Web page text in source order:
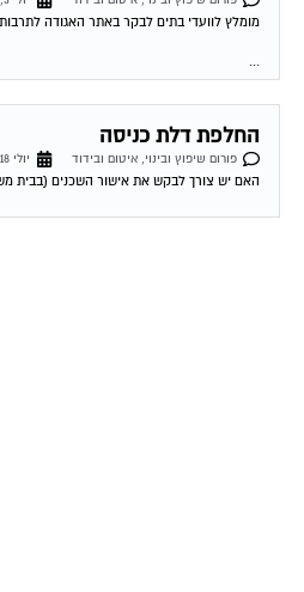
מומלץ לוועדי בתים לבקר באתר האגודה
...
החלפת דלת כניסה
פורום שיפוץ ובינוי, איטום ובידוד
יולי 18, 2004
האם יש צורך לבקש את אישור השכנים (בבית משותף) כדי להחליף את דלת